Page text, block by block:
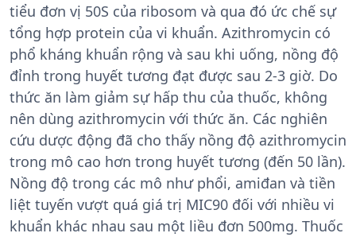
tiểu đơn vị 50S của ribosom và qua đó ức chế sự
tổng hợp protein của vi khuẩn. Azithromycin có
phổ kháng khuẩn rộng và sau khi uống, nồng độ
đỉnh trong huyết tương đạt được sau 2-3 giờ. Do
thức ăn làm giảm sự hấp thu của thuốc, không
nên dùng azithromycin với thức ăn. Các nghiên
cứu dược động đã cho thấy nồng độ azithromycin
trong mô cao hơn trong huyết tương (đến 50 lần).
Nồng độ trong các mô như phổi, amiđan và tiền
liệt tuyến vượt quá giá trị MIC90 đối với nhiều vi
khuẩn khác nhau sau một liều đơn 500mg. Thuốc